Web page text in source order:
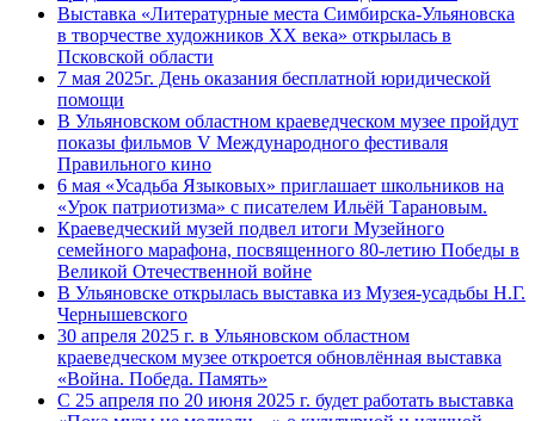
Выставка «Литературные места Симбирска-Ульяновска
в творчестве художников XX века» открылась в
Псковской области
7 мая 2025г. День оказания бесплатной юридической
помощи
В Ульяновском областном краеведческом музее пройдут
показы фильмов V Международного фестиваля
Правильного кино
6 мая «Усадьба Языковых» приглашает школьников на
«Урок патриотизма» с писателем Ильёй Тарановым.
Краеведческий музей подвел итоги Музейного
семейного марафона, посвященного 80-летию Победы в
Великой Отечественной войне
В Ульяновске открылась выставка из Музея-усадьбы Н.Г.
Чернышевского
30 апреля 2025 г. в Ульяновском областном
краеведческом музее откроется обновлённая выставка
«Война. Победа. Память»
С 25 апреля по 20 июня 2025 г. будет работать выставка